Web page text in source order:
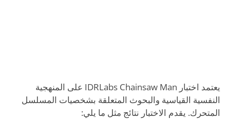
يعتمد اختبار IDRLabs Chainsaw Man على المنهجية
النفسية القياسية والبحوث المتعلقة بشخصيات المسلسل
المتحرك. يقدم الاختبار نتائج مثل ما يلي: